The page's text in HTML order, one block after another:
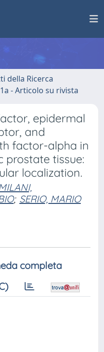
della Ricerca
1a - Articolo su rivista
epidermal
and
factor-alpha in
prostate tissue:
localization.
; SERIO, MARIO
completa